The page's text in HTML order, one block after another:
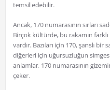
temsil edebilir.
Ancak, 170 numarasının sırları
Birçok kültürde, bu rakamın
vardır. Bazıları için 170, şanslı
diğerleri için uğursuzluğun
anlamlar, 170 numarasının
çeker.